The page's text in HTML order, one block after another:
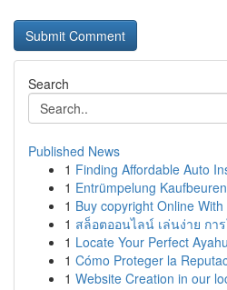
Search
Published News
1 Finding Affordable Auto
1 Entrümpelung
1 Buy copyright Online With
1 สล็อตออนไลน์ เล่นง่าย กา
1 Locate Your Perfect
1 Cómo Proteger la
1 Website Creation in our